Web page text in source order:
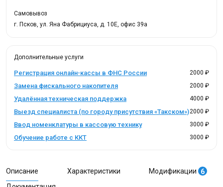
Самовывоз
г. Псков, ул. Яна Фабрициуса, д. 10Е, офис 39а
Дополнительные услуги
Регистрация онлайн-кассы в ФНС России 2000 ₽
Замена фискального накопителя 2000 ₽
Удалённая техническая поддержка 4000 ₽
Выезд специалиста (по городу присутствия «Такском»)2000 ₽
Ввод номенклатуры в кассовую технику 3000 ₽
Обучение работе с ККТ 3000 ₽
Описание Характеристики Модификации
6